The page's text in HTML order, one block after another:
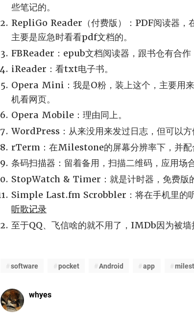
些笔记的。
RepliGo Reader（付费版）：PDF阅读器，
主要是应急时看看pdf文档的。
FBReader：epub文档阅读器，跟书仓有合作
iReader：看txt电子书。
Opera Mini：我是O粉，装上这个，主要用
机看网页。
Opera Mobile：理由同上。
WordPress：从来没用来发过日志，但可以方
rTerm：在Milestone的屏幕分辨率下，并配
条码扫描器：留着备用，扫描二维码，应用场
StopWatch & Timer：就是计时器，免费版的
Simple Last.fm Scrobbler：将在手机里的
听歌记录
至于QQ、飞信啥的就不用了，IMDb因为被墙
software pocket Android app
whyes